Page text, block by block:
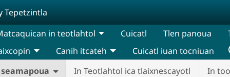
Tepetzintla
in teotlahtol Cuicatl Tlen panoua
In Teotlahtol ica tlaixnescayotl In
Canih itcateh Cuicatl iuan tocniuan